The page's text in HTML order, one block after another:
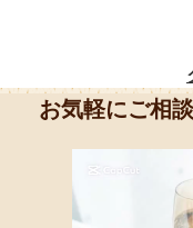
お気軽にご相